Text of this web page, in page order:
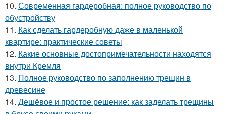
10. Современная гардеробная: полное руководство по
обустройству
11. Как сделать гардеробную даже в маленькой
квартире: практические советы
12. Какие основные достопримечательности находятся
внутри Кремля
13. Полное руководство по заполнению трещин в
древесине
14. Дешёвое и простое решение: как заделать трещины